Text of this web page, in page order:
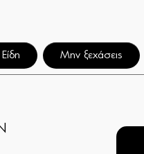
Μην ξεχάσεις